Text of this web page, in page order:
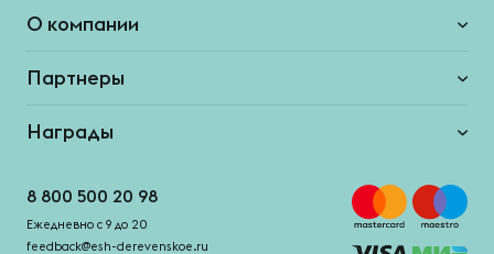
О компании
Партнеры
Награды
8 800 500 20 98
Ежедневно с 9 до 20
feedback@esh-derevenskoe.ru